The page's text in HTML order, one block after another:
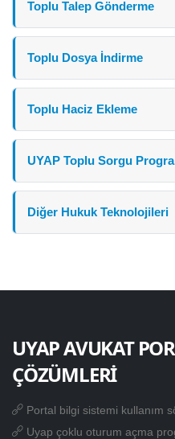
Toplu Talep Gönderme
Toplu Dosya İndirme
Toplu Haciz Ekleme
UYAP Toplu Sorgu
Diğer Hukuk Teknolojileri
UYAP AVUKAT
ÇÖZÜMLERİ
Portal bilgi sistemi kullanım
Uyap çoklu oturum açma